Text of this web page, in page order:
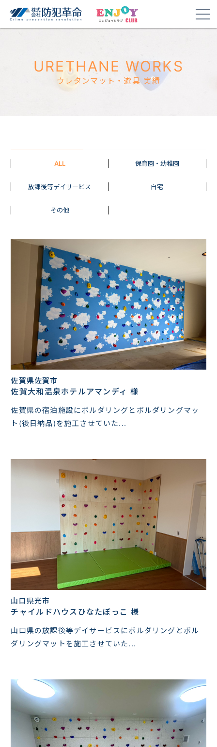
URETHANE WORKS
ウレタンマット・遊具 実績
ALL 保育園・幼稚園
放課後等デイサービス 自宅
その他
佐賀県佐賀市
佐賀大和温泉ホテルアマンディ 様
佐賀県の宿泊施設にボルダリングとボルダリングマッ
ト(後日納品)を施工させていた...
山口県光市
チャイルドハウスひなたぼっこ 様
山口県の放課後等デイサービスにボルダリングとボル
ダリングマットを施工させていた...